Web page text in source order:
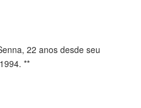
22 anos desde seu
**